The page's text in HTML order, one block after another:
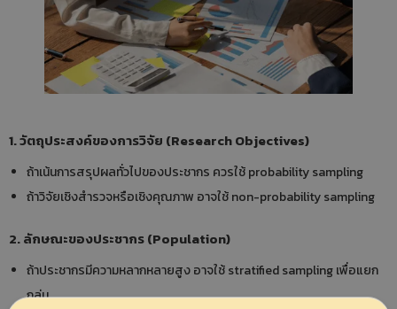
1. วัตถุประสงค์ของการวิจัย (Research Objectives)
ถ้าเน้นการสรุปผลทั่วไปของประชากร ควรใช้ probability sampling
ถ้าวิจัยเชิงสำรวจหรือเชิงคุณภาพ อาจใช้ non-probability sampling
2. ลักษณะของประชากร (Population)
ถ้าประชากรมีความหลากหลายสูง อาจใช้ stratified sampling เพื่อแยก
กลุ่ม